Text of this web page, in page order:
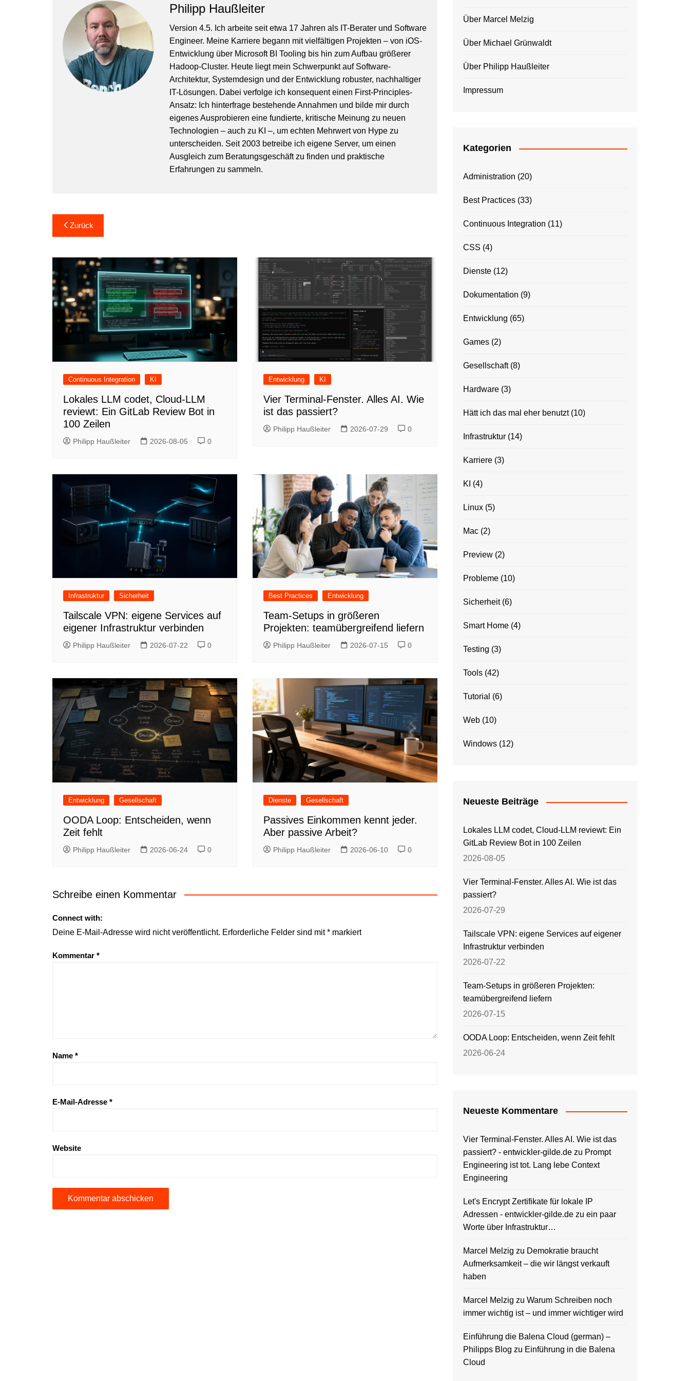
Philipp Haußleiter
Version 4.5. Ich arbeite seit etwa 17 Jahren als IT-Berater und Software
Engineer. Meine Karriere begann mit vielfältigen Projekten – von iOS-
Entwicklung über Microsoft BI Tooling bis hin zum Aufbau größerer
Hadoop-Cluster. Heute liegt mein Schwerpunkt auf Software-
Architektur, Systemdesign und der Entwicklung robuster, nachhaltiger
IT-Lösungen. Dabei verfolge ich konsequent einen First-Principles-
Ansatz: Ich hinterfrage bestehende Annahmen und bilde mir durch
eigenes Ausprobieren eine fundierte, kritische Meinung zu neuen
Technologien – auch zu KI –, um echten Mehrwert von Hype zu
unterscheiden. Seit 2003 betreibe ich eigene Server, um einen
Ausgleich zum Beratungsgeschäft zu finden und praktische
Erfahrungen zu sammeln.
Beitragsnavigation
Zurück
Continuous Integration KI
Lokales LLM codet, Cloud-LLM
reviewt: Ein GitLab Review Bot in
100 Zeilen
Philipp Haußleiter 2026-08-05 0
Entwicklung KI
Vier Terminal-Fenster. Alles AI. Wie
ist das passiert?
Philipp Haußleiter 2026-07-29 0
Infrastruktur Sicherheit
Tailscale VPN: eigene Services auf
eigener Infrastruktur verbinden
Philipp Haußleiter 2026-07-22 0
Best Practices Entwicklung
Team-Setups in größeren
Projekten: teamübergreifend liefern
Philipp Haußleiter 2026-07-15 0
Entwicklung Gesellschaft
OODA Loop: Entscheiden, wenn
Zeit fehlt
Philipp Haußleiter 2026-06-24 0
Dienste Gesellschaft
Passives Einkommen kennt jeder.
Aber passive Arbeit?
Philipp Haußleiter 2026-06-10 0
Schreibe einen Kommentar
Connect with:
Deine E-Mail-Adresse wird nicht veröffentlicht. Erforderliche Felder sind mit* markiert
Kommentar *
Name *
E-Mail-Adresse *
Website
Über Marcel Melzig
Über Michael Grünwaldt
Über Philipp Haußleiter
Impressum
Kategorien
Administration (20)
Best Practices (33)
Continuous Integration (11)
CSS (4)
Dienste (12)
Dokumentation (9)
Entwicklung (65)
Games (2)
Gesellschaft(8)
Hardware (3)
Hätt ich das mal eher benutzt(10)
Infrastruktur (14)
Karriere (3)
KI (4)
Linux (5)
Mac (2)
Preview (2)
Probleme (10)
Sicherheit(6)
Smart Home (4)
Testing (3)
Tools (42)
Tutorial (6)
Web (10)
Windows (12)
Neueste Beiträge
Lokales LLM codet, Cloud-LLM reviewt: Ein
GitLab Review Bot in 100 Zeilen
2026-08-05
Vier Terminal-Fenster. Alles AI. Wie ist das
passiert?
2026-07-29
Tailscale VPN: eigene Services auf eigener
Infrastruktur verbinden
2026-07-22
Team-Setups in größeren Projekten:
teamübergreifend liefern
2026-07-15
OODA Loop: Entscheiden, wenn Zeit fehlt
2026-06-24
Neueste Kommentare
Vier Terminal-Fenster. Alles AI. Wie ist das
passiert? - entwickler-gilde.de zu Prompt
Engineering ist tot. Lang lebe Context
Engineering
Let's Encrypt Zertifikate für lokale IP
Adressen - entwickler-gilde.de zu ein paar
Worte über Infrastruktur…
Marcel Melzig zu Demokratie braucht
Aufmerksamkeit – die wir längst verkauft
haben
Marcel Melzig zu Warum Schreiben noch
immer wichtig ist – und immer wichtiger wird
Einführung die Balena Cloud (german) –
Philipps Blog zu Einführung in die Balena
Cloud